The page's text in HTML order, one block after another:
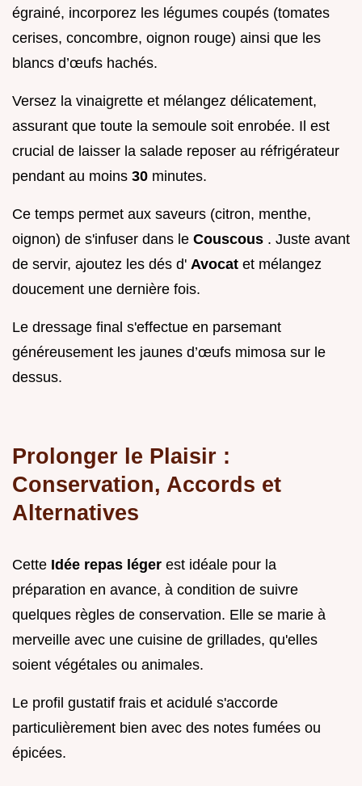
égrainé, incorporez les légumes coupés (tomates
cerises, concombre, oignon rouge) ainsi que les
blancs d’œufs hachés.
Versez la vinaigrette et mélangez délicatement,
assurant que toute la semoule soit enrobée. Il est
crucial de laisser la salade reposer au réfrigérateur
pendant au moins 30 minutes.
Ce temps permet aux saveurs (citron, menthe,
oignon) de s'infuser dans le Couscous . Juste avant
de servir, ajoutez les dés d' Avocat et mélangez
doucement une dernière fois.
Le dressage final s'effectue en parsemant
généreusement les jaunes d’œufs mimosa sur le
dessus.
Prolonger le Plaisir :
Conservation, Accords et
Alternatives
Cette Idée repas léger est idéale pour la
préparation en avance, à condition de suivre
quelques règles de conservation. Elle se marie à
merveille avec une cuisine de grillades, qu'elles
soient végétales ou animales.
Le profil gustatif frais et acidulé s'accorde
particulièrement bien avec des notes fumées ou
épicées.